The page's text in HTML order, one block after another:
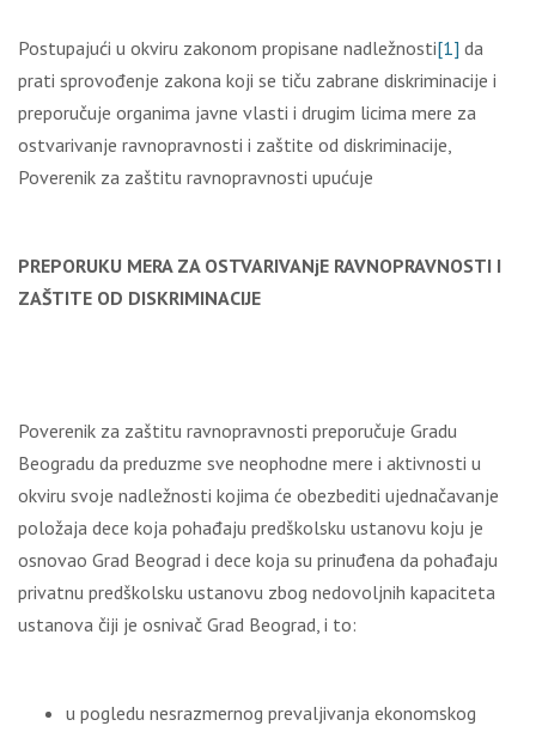
Postupajući u okviru zakonom propisane nadležnosti[1] da
prati sprovođenje zakona koji se tiču zabrane diskriminacije i
preporučuje organima javne vlasti i drugim licima mere za
ostvarivanje ravnopravnosti i zaštite od diskriminacije,
Poverenik za zaštitu ravnopravnosti upućuje
PREPORUKU MERA ZA OSTVARIVANjE RAVNOPRAVNOSTI I
ZAŠTITE OD DISKRIMINACIJE
Poverenik za zaštitu ravnopravnosti preporučuje Gradu
Beogradu da preduzme sve neophodne mere i aktivnosti u
okviru svoje nadležnosti kojima će obezbediti ujednačavanje
položaja dece koja pohađaju predškolsku ustanovu koju je
osnovao Grad Beograd i dece koja su prinuđena da pohađaju
privatnu predškolsku ustanovu zbog nedovoljnih kapaciteta
ustanova čiji je osnivač Grad Beograd, i to:
u pogledu nesrazmernog prevaljivanja ekonomskog